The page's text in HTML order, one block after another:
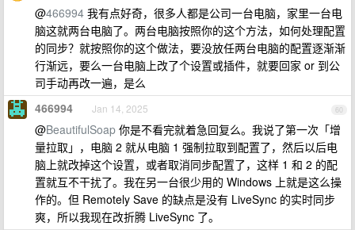
@466994 我有点好奇，很多人都是公司一台电脑，家里一台电
脑这就两台电脑了。两台电脑按照你的这个方法，如何处理配置
的同步？就按照你的这个做法，要没放任两台电脑的配置逐渐渐
行渐远，要么一台电脑上改了个设置或插件，就要回家 or 到公
司手动再改一遍，是么
60
466994 Jan 14, 2025
@BeautifulSoap 你是不看完就着急回复么。我说了第一次「增
量拉取」，电脑 2 就从电脑 1 强制拉取到配置了，然后以后电
脑上就改掉这个设置，或者取消同步配置了，这样 1 和 2 的配
置就互不干扰了。我在另一台很少用的 Windows 上就是这么操
作的。但 Remotely Save 的缺点是没有 LiveSync 的实时同步
爽，所以我现在改折腾 LiveSync 了。